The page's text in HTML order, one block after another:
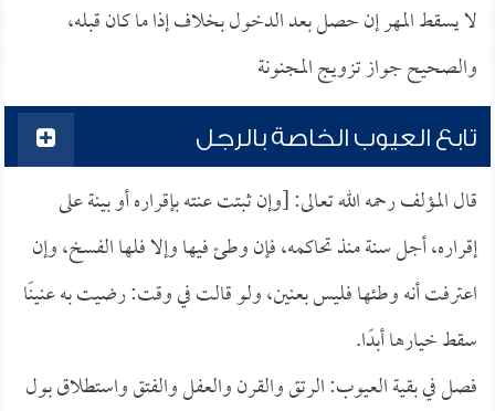
لا يسقط المهر إن حصل بعد الدخول بخلاف إذا ما كان قبله،
والصحيح جواز تزويج المجنونة
تابع العيوب الخاصة بالرجل
قال المؤلف رحمه الله تعالى: [وإن ثبتت عنته بإقراره أو بينة على
إقراره، أجل سنة منذ تحاكمه، فإن وطئ فيها وإلا فلها الفسخ، وإن
اعترفت أنه وطئها فليس بعنين، ولو قالت في وقت: رضيت به عنينًا
سقط خيارها أبدًا.
فصل في بقية العيوب: الرتق والقرن والعفل والفتق واستطلاق بول